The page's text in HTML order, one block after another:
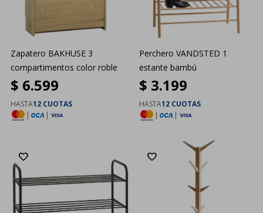
Zapatero BAKHUSE 3
compartimentos color roble
$ 6.599
HASTA12 CUOTAS
|
|
Perchero VANDSTED 1
estante bambú
$ 3.199
HASTA12 CUOTAS
|
|